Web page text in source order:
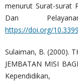
menurut Surat-surat
Dan
https://doi.org/
Sulaiman, B. (2000).
JEMBATAN MISI